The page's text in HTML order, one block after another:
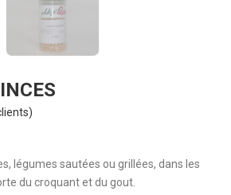
légumes sautées ou grillées, dans les
du croquant et du gout.